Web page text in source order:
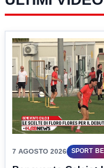
ULTIMI VIDEO